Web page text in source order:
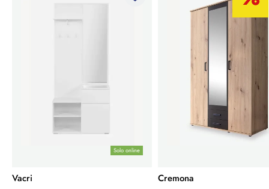
Solo online
Vacri
Cremona